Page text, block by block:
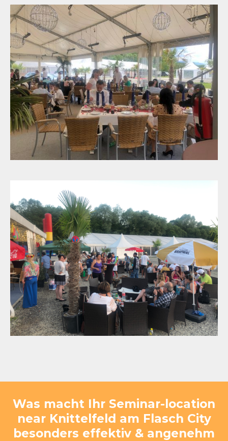
Was macht Ihr Seminar-location
near Knittelfeld am Flasch City
besonders effektiv & angenehm